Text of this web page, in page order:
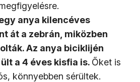
anya kilencéves
át a zebrán, miközben
Az anya biciklijén
a 4 éves kisfia is. Őket is
könnyebben sérültek.